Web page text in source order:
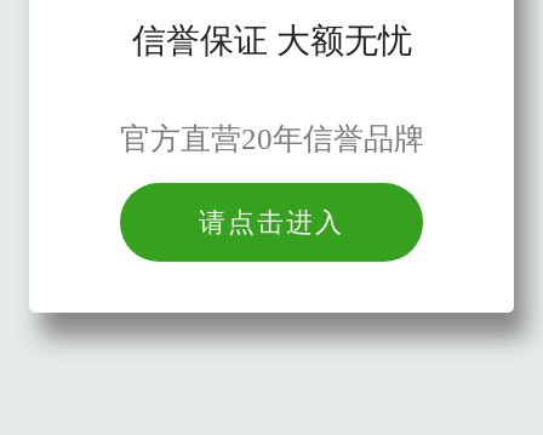
信誉保证 大额无忧
官方直营20年信誉品牌
请点击进入